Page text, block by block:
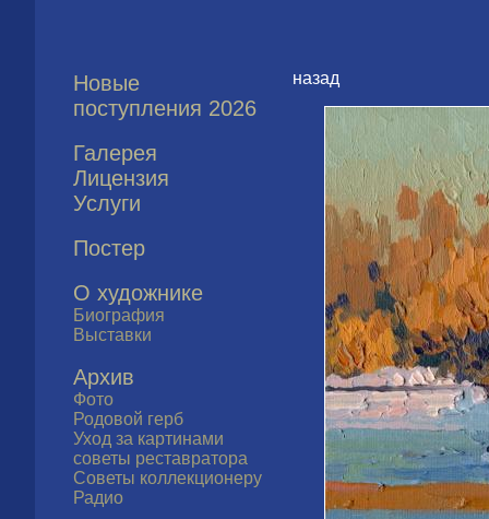
Новые
поступления 2026
Галерея
Лицензия
Услуги
Постер
О художнике
Биография
Выставки
Архив
Фото
Родовой герб
Уход за картинами
советы реставратора
Советы коллекционеру
Радио
назад